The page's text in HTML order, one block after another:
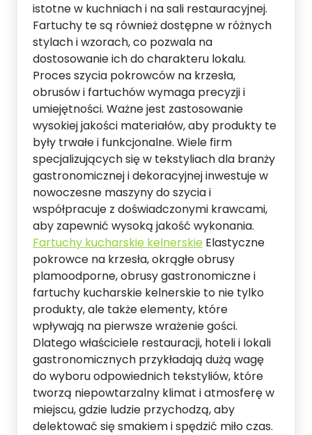
istotne w kuchniach i na sali restauracyjnej.
Fartuchy te są również dostępne w różnych
stylach i wzorach, co pozwala na
dostosowanie ich do charakteru lokalu.
Proces szycia pokrowców na krzesła,
obrusów i fartuchów wymaga precyzji i
umiejętności. Ważne jest zastosowanie
wysokiej jakości materiałów, aby produkty te
były trwałe i funkcjonalne. Wiele firm
specjalizujących się w tekstyliach dla branży
gastronomicznej i dekoracyjnej inwestuje w
nowoczesne maszyny do szycia i
współpracuje z doświadczonymi krawcami,
aby zapewnić wysoką jakość wykonania.
Fartuchy kucharskie kelnerskie Elastyczne
pokrowce na krzesła, okrągłe obrusy
plamoodporne, obrusy gastronomiczne i
fartuchy kucharskie kelnerskie to nie tylko
produkty, ale także elementy, które
wpływają na pierwsze wrażenie gości.
Dlatego właściciele restauracji, hoteli i lokali
gastronomicznych przykładają dużą wagę
do wyboru odpowiednich tekstyliów, które
tworzą niepowtarzalny klimat i atmosferę w
miejscu, gdzie ludzie przychodzą, aby
delektować się smakiem i spędzić miło czas.